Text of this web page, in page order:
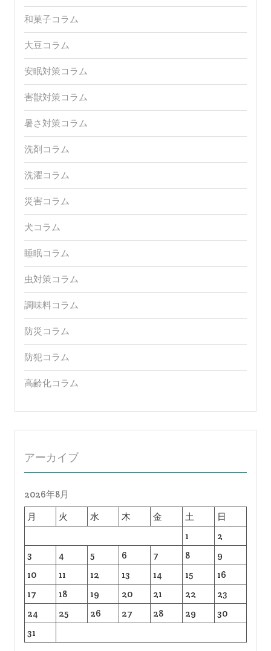
和菓子コラム
大豆コラム
安眠対策コラム
害獣対策コラム
暑さ対策コラム
洗剤コラム
洗濯コラム
災害コラム
犬コラム
睡眠コラム
虫対策コラム
調味料コラム
防災コラム
防犯コラム
高齢化コラム
アーカイブ
2026年8月
月
火 水 木 金 土
日
1
2
3
4 5 6 7 8
9
10
11 12 13 14 15
16
17
18 19 20 21 22
23
24
25 26 27 28 29
30
31